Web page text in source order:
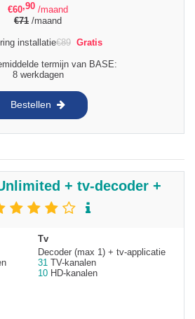
€60,90 /maand
€71 /maand
installatie€89 Gratis
termijn van BASE:
8 werkdagen
Bestellen
+ tv-decoder +
Tv
Decoder (max 1) + tv-applicatie
31 TV-kanalen
10 HD-kanalen